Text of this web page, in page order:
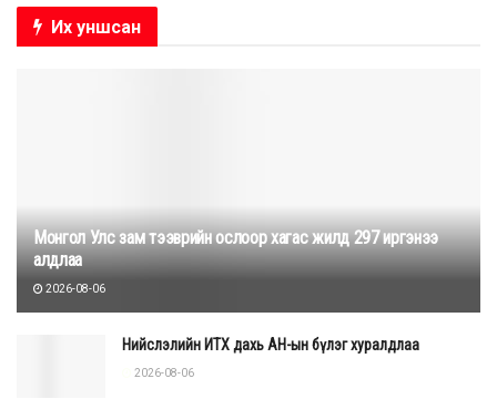
Их уншсан
Монгол Улс зам тээврийн ослоор хагас жилд 297 иргэнээ
алдлаа
2026-08-06
Нийслэлийн ИТХ дахь АН-ын бүлэг хуралдлаа
2026-08-06